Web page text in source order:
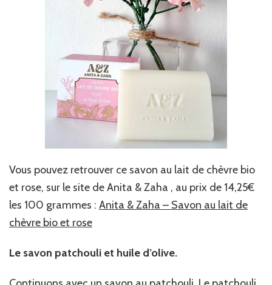
Vous pouvez retrouver ce savon au lait de chèvre bio
et rose, sur le site de Anita & Zaha , au prix de 14,25€
les 100 grammes : Anita & Zaha – Savon au lait de
chèvre bio et rose
Le savon patchouli et huile d’olive.